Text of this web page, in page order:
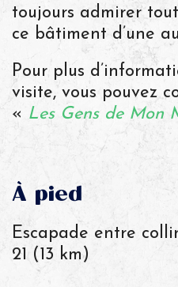
toujours admirer
ce bâtiment d’une
Pour plus
visite, vous pouvez
« Les Gens de Mon
À pied
Escapade entre
21 (13 km)